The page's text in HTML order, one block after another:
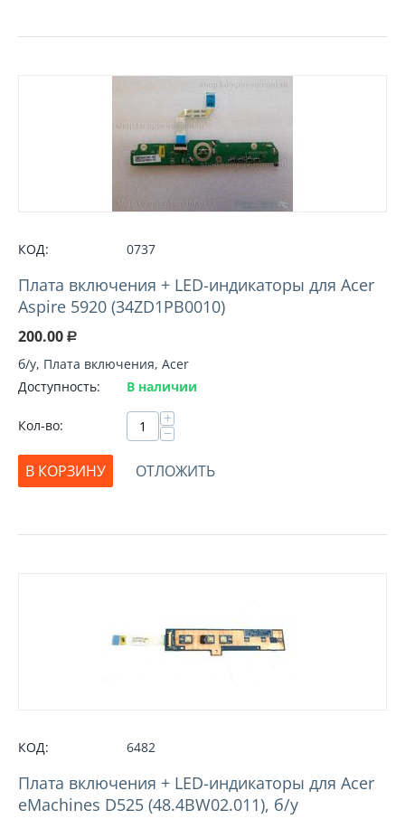
КОД: 0737
Плата включения + LED-индикаторы для Acer
Aspire 5920 (34ZD1PB0010)
200.00 Р
б/у, Плата включения, Acer
Доступность:
В наличии
Кол-во: +
−
В КОРЗИНУ
ОТЛОЖИТЬ
КОД: 6482
Плата включения + LED-индикаторы для Acer
eMachines D525 (48.4BW02.011), б/у